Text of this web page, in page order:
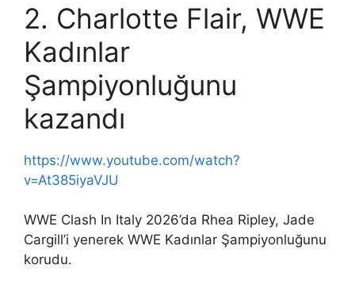
2. Charlotte Flair, WWE
Kadınlar
Şampiyonluğunu
kazandı
https://www.youtube.com/watch?
v=At385iyaVJU
WWE Clash In Italy 2026’da Rhea Ripley, Jade
Cargill’i yenerek WWE Kadınlar Şampiyonluğunu
korudu.